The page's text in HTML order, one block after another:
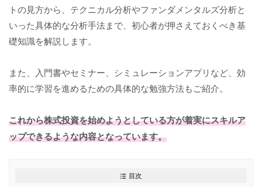
トの見方から、テクニカル分析やファンダメンタルズ分析と
いった具体的な分析手法まで、初心者が押さえておくべき基
礎知識を解説します。
また、入門書やセミナー、シミュレーションアプリなど、効
率的に学習を進めるための具体的な勉強方法もご紹介。
これから株式投資を始めようとしている方が着実にスキルア
ップできるような内容となっています。
目次